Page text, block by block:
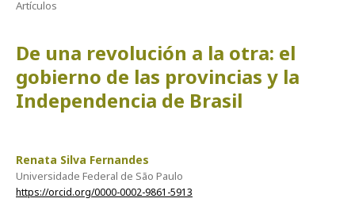
Artículos
De una revolución a la otra: el
gobierno de las provincias y la
Independencia de Brasil
Renata Silva Fernandes
Universidade Federal de São Paulo
https://orcid.org/0000-0002-9861-5913